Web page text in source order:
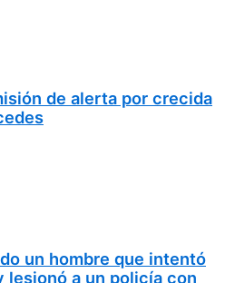
de alerta por crecida
un hombre que intentó
lesionó a un policía con